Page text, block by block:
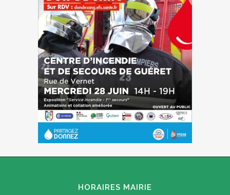
HORAIRES MAIRIE